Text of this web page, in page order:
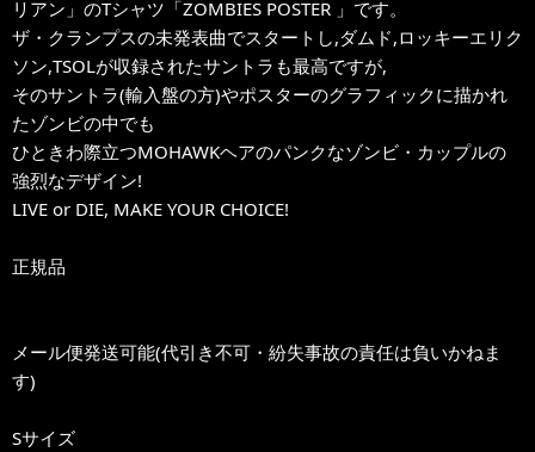
リアン」のTシャツ「ZOMBIES POSTER 」です。
ザ・クランプスの未発表曲でスタートし,ダムド,ロッキーエリク
ソン,TSOLが収録されたサントラも最高ですが,
そのサントラ(輸入盤の方)やポスターのグラフィックに描かれ
たゾンビの中でも
ひときわ際立つMOHAWKヘアのパンクなゾンビ・カップルの
強烈なデザイン!
LIVE or DIE, MAKE YOUR CHOICE!
正規品
メール便発送可能(代引き不可・紛失事故の責任は負いかねま
す)
Sサイズ